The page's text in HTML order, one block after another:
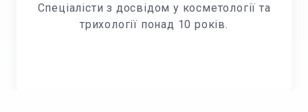
Спеціалісти з досвідом у косметології та
трихології понад 10 років.